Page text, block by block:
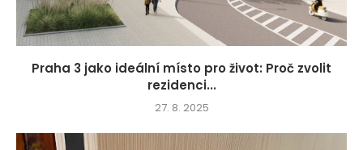
Praha 3 jako ideální místo pro život: Proč zvolit
rezidenci...
27. 8. 2025